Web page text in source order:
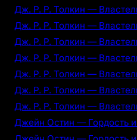
Дж. Р. Р. Толкин —
Дж. Р. Р. Толкин —
Дж. Р. Р. Толкин —
Дж. Р. Р. Толкин —
Дж. Р. Р. Толкин —
Дж. Р. Р. Толкин —
Дж. Р. Р. Толкин —
Джейн Остин — Гордость